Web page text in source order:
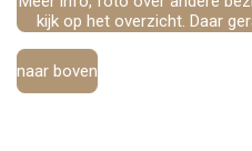
kijk op het overzicht. Daar
naar boven